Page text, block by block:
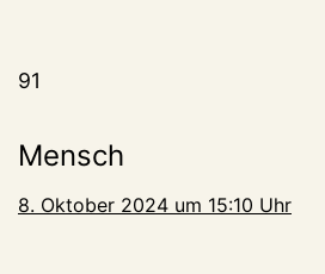
91
Mensch
8. Oktober 2024 um 15:10 Uhr